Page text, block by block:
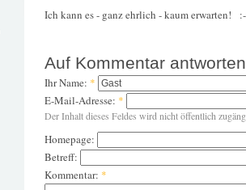
Ich kann es - ganz ehrlich - kaum erwarten!
Auf Kommentar antworten
Ihr Name: *
E-Mail-Adresse: *
Der Inhalt dieses Feldes wird nicht öffentlich
Homepage:
Betreff:
Kommentar: *